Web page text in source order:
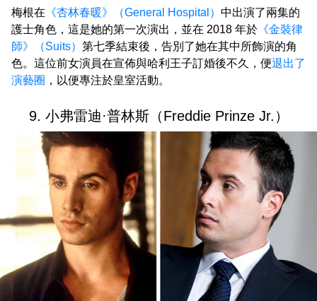
梅根在 《杏林春暖》（General Hospital） 中出演了兩集的
護士角色，這是她的第一次演出，並在 2018 年於 《金裝律
師》（Suits） 第七季結束後，告別了她在其中所飾演的角
色。這位前女演員在宣佈與哈利王子訂婚後不久，便退出了
演藝圈 ，以便專注於皇室活動。
9. 小弗雷迪·普林斯（Freddie Prinze Jr.）